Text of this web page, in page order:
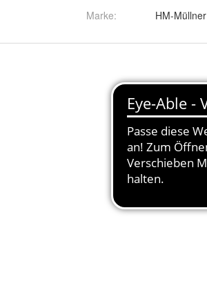
Marke: HM-Müllner